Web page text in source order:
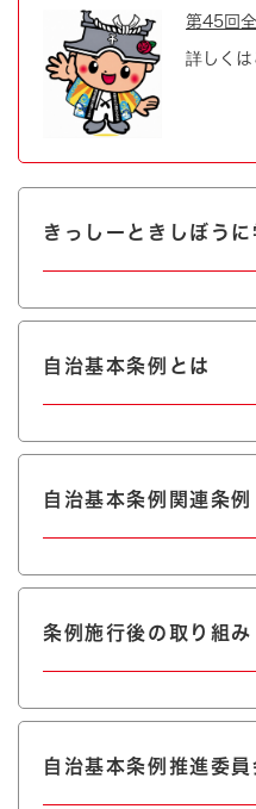
第45回
詳しくは
きっしーときしぼう
自治基本条例とは
自治基本条例関連条例
条例施行後の取り組み
自治基本条例推進委員